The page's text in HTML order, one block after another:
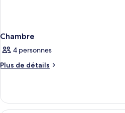
Chambre
4 personnes
Plus de détails
Plus
Chambre